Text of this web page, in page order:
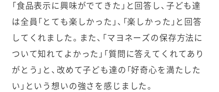
「食品表示に興味がでてきた」と回答し、子ども達
は全員「とても楽しかった」、「楽しかった」と回答
してくれました。また、「マヨネーズの保存方法に
ついて知れてよかった」「質問に答えてくれてあり
がとう」と、改めて子ども達の「好奇心を満たした
い」という想いの強さを感じました。